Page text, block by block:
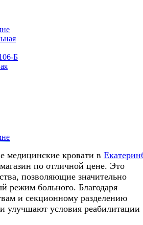
медицинские кровати в
по отличной цене. Это
позволяющие значительно
режим больного. Благодаря
и секционному разделению
улучшают условия реабилитации